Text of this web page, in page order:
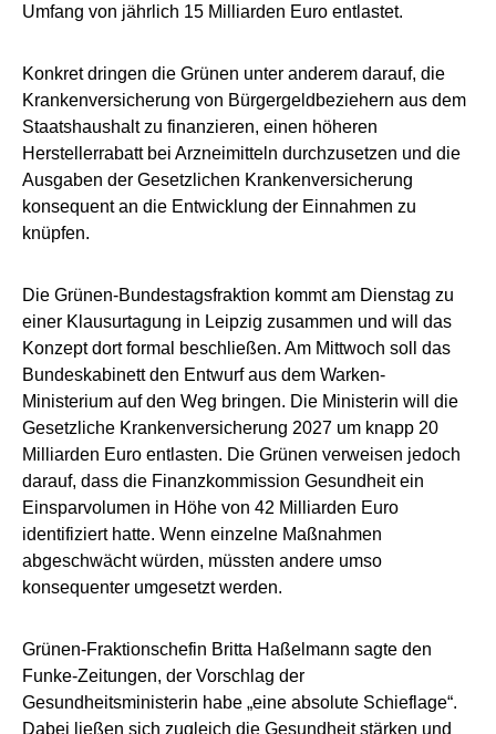
Umfang von jährlich 15 Milliarden Euro entlastet.
Konkret dringen die Grünen unter anderem darauf, die
Krankenversicherung von Bürgergeldbeziehern aus dem
Staatshaushalt zu finanzieren, einen höheren
Herstellerrabatt bei Arzneimitteln durchzusetzen und die
Ausgaben der Gesetzlichen Krankenversicherung
konsequent an die Entwicklung der Einnahmen zu
knüpfen.
Die Grünen-Bundestagsfraktion kommt am Dienstag zu
einer Klausurtagung in Leipzig zusammen und will das
Konzept dort formal beschließen. Am Mittwoch soll das
Bundeskabinett den Entwurf aus dem Warken-
Ministerium auf den Weg bringen. Die Ministerin will die
Gesetzliche Krankenversicherung 2027 um knapp 20
Milliarden Euro entlasten. Die Grünen verweisen jedoch
darauf, dass die Finanzkommission Gesundheit ein
Einsparvolumen in Höhe von 42 Milliarden Euro
identifiziert hatte. Wenn einzelne Maßnahmen
abgeschwächt würden, müssten andere umso
konsequenter umgesetzt werden.
Grünen-Fraktionschefin Britta Haßelmann sagte den
Funke-Zeitungen, der Vorschlag der
Gesundheitsministerin habe „eine absolute Schieflage“.
Dabei ließen sich zugleich die Gesundheit stärken und